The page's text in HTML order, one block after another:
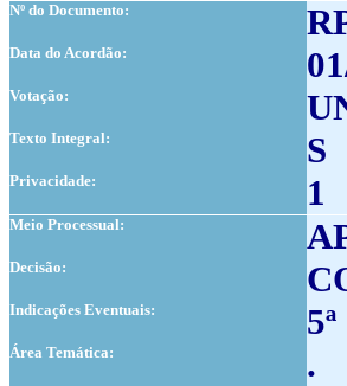
Nº do Documento:
Data do Acordão:
Votação:
Texto Integral: S
Privacidade: 1
Meio Processual:
Decisão:
Indicações Eventuais:
Área Temática: .